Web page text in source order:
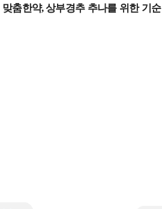
춤한약,상부경추 추나를 위한 기